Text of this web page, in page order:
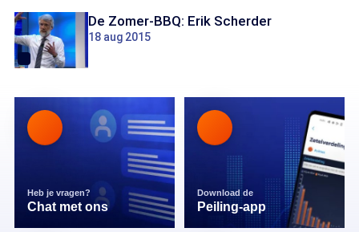
De Zomer-BBQ: Erik Scherder
18 aug 2015
Heb je vragen?
Chat met ons
Download de
Peiling-app